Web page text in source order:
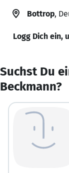
Bottrop,
Logg Dich ein,
Suchst Du
Beckmann?